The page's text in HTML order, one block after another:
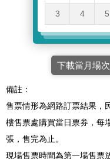
3 4 5
下載當月場
備註：
售票情形為網路訂票結果，
樓售票處購買當日票券，每
張，售完為止。
現場售票時間為第一場售票